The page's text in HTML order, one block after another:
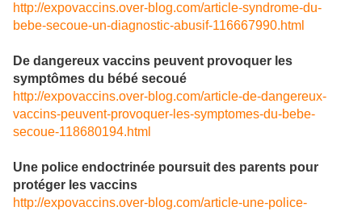
http://expovaccins.over-blog.com/article-syndrome-du-
bebe-secoue-un-diagnostic-abusif-116667990.html
De dangereux vaccins peuvent provoquer les
symptômes du bébé secoué
http://expovaccins.over-blog.com/article-de-dangereux-
vaccins-peuvent-provoquer-les-symptomes-du-bebe-
secoue-118680194.html
Une police endoctrinée poursuit des parents pour
protéger les vaccins
http://expovaccins.over-blog.com/article-une-police-